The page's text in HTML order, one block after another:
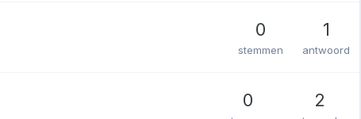
0
stemmen
1
antwoord
0 2